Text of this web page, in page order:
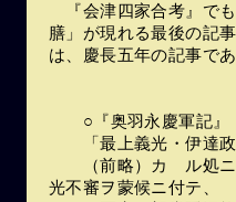
『会津四家合考』で
膳」が現れる最後の記
は、慶長五年の記事で
○『奥羽永慶軍記』
「最上義光・伊達政
（前略）カゝル処ニ
光不審ヲ蒙候ニ付テ、